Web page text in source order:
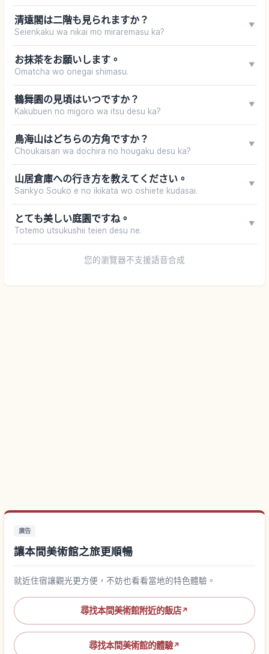
清遠閣は二階も見られますか？
Seienkaku wa nikai mo miraremasu ka?
▼
お抹茶をお願いします。
Omatcha wo onegai shimasu.
▼
鶴舞園の見頃はいつですか？
Kakubuen no migoro wa itsu desu ka?
▼
鳥海山はどちらの方角ですか？
Choukaisan wa dochira no hougaku desu ka?
▼
山居倉庫への行き方を教えてください。
Sankyo Souko e no ikikata wo oshiete kudasai.
▼
とても美しい庭園ですね。
Totemo utsukushii teien desu ne.
▼
您的瀏覽器不支援語音合成
廣告
讓本間美術館之旅更順暢
就近住宿讓觀光更方便，不妨也看看當地的特色體驗。
尋找本間美術館附近的飯店↗
尋找本間美術館的體驗↗